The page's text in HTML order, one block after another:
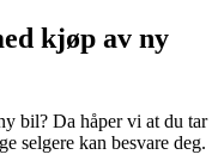
kjøp av ny
bil? Da håper vi at du tar
selgere kan besvare deg.